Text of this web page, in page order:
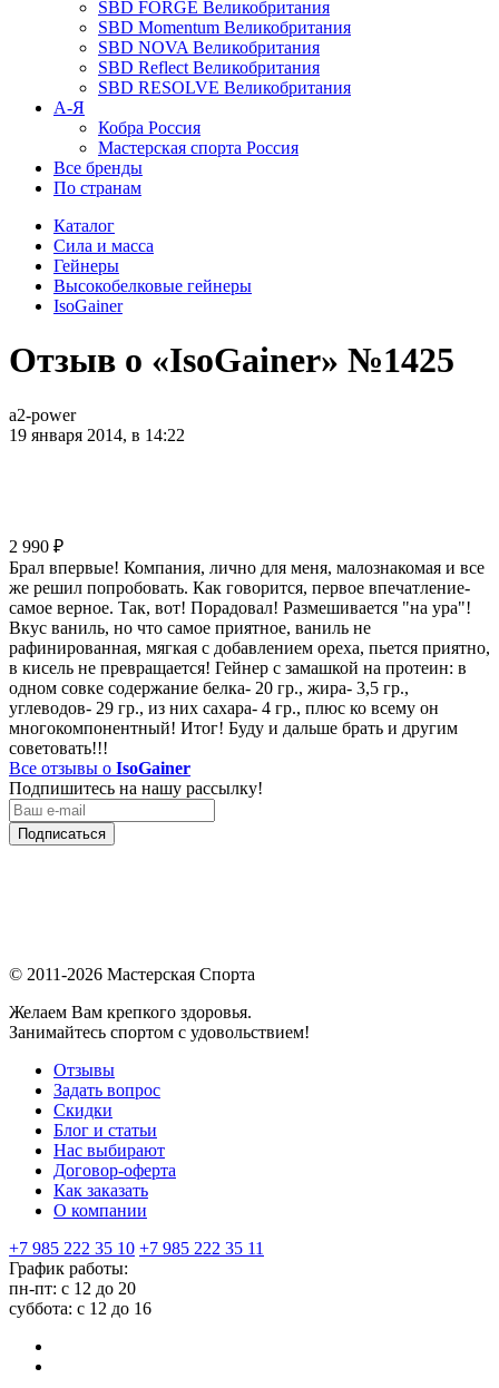
SBD FORGE Великобритания
SBD Momentum Великобритания
SBD NOVA Великобритания
SBD Reflect Великобритания
SBD RESOLVE Великобритания
А-Я
Кобра Россия
Мастерская спорта Россия
Все бренды
По странам
Каталог
Сила и масса
Гейнеры
Высокобелковые гейнеры
IsoGainer
Отзыв о «IsoGainer» №1425
a2-power
19 января 2014, в 14:22
2 990 ₽
Брал впервые! Компания, лично для меня, малознакомая и все
же решил попробовать. Как говорится, первое впечатление-
самое верное. Так, вот! Порадовал! Размешивается "на ура"!
Вкус ваниль, но что самое приятное, ваниль не
рафинированная, мягкая с добавлением ореха, пьется приятно,
в кисель не превращается! Гейнер с замашкой на протеин: в
одном совке содержание белка- 20 гр., жира- 3,5 гр.,
углеводов- 29 гр., из них сахара- 4 гр., плюс ко всему он
многокомпонентный! Итог! Буду и дальше брать и другим
советовать!!!
Все отзывы о IsoGainer
Подпишитесь на нашу рассылку!
Подписаться
© 2011-2026 Мастерская Спорта
Желаем Вам крепкого здоровья.
Занимайтесь спортом с удовольствием!
Отзывы
Задать вопрос
Скидки
Блог и статьи
Нас выбирают
Договор-оферта
Как заказать
О компании
+7 985 222 35 10 +7 985 222 35 11
График работы:
пн-пт: с 12 до 20
суббота: c 12 до 16